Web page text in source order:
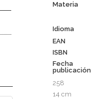
Materia
Idioma
EAN
ISBN
Fecha
publicación
258
14 cm